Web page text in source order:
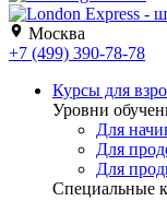
Москва
+7 (499) 390-78-78
Курсы для
Уровни
Для
Для
Для
Специальные